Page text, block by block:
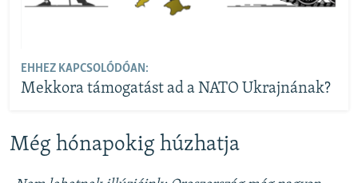
EHHEZ KAPCSOLÓDÓAN:
Mekkora támogatást ad a NATO Ukrajnának?
Még hónapokig húzhatja